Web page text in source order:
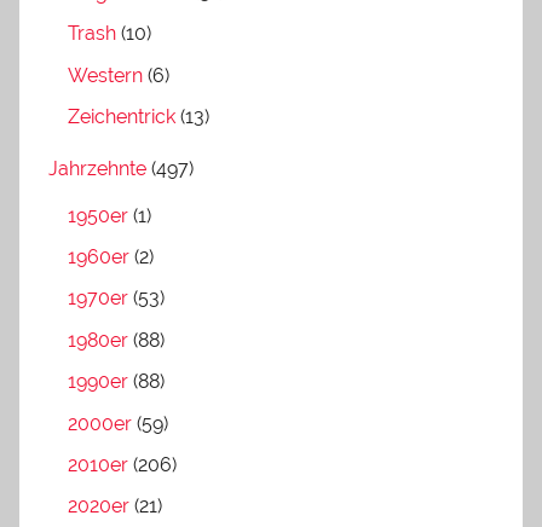
Trash (10)
Western (6)
Zeichentrick (13)
Jahrzehnte (497)
1950er (1)
1960er (2)
1970er (53)
1980er (88)
1990er (88)
2000er (59)
2010er (206)
2020er (21)